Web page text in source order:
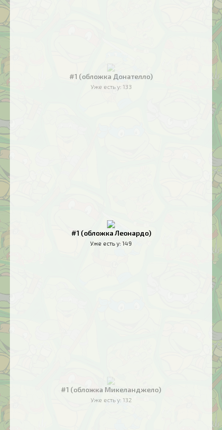
#1 (обложка Донателло)
Уже есть у: 133
#1 (обложка Леонардо)
Уже есть у: 149
#1 (обложка Микеланджело)
Уже есть у: 132